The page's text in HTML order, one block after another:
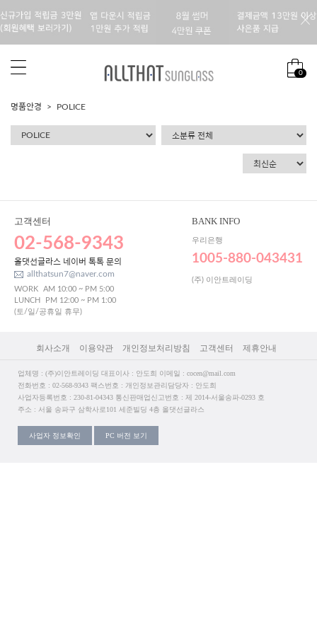
0
명품안경 POLICE
고객센터
02-568-9343
올댓선글라스 네이버 톡톡 문의
allthatsun7@naver.com
WORK
AM 10:00 ~ PM 5:00
LUNCH
PM 12:00 ~ PM 1:00
(토/일/공휴일 휴무)
BANK INFO
우리은행
1005-880-043431
(주) 이안트레이딩
회사소개 이용약관 개인정보처리방침 고객센터 제휴안내
업체명 : (주)이안트레이딩 대표이사 : 안도희 이메일 : cocen@mail.com
전화번호 : 02-568-9343 팩스번호 : 개인정보관리담당자 : 안도희
사업자등록번호 : 230-81-04343 통신판매업신고번호 : 제 2014-서울송파-0293 호
주소 : 서울 송파구 삼학사로101 세준빌딩 4층 올댓선글라스
사업자 정보확인 PC 버전 보기